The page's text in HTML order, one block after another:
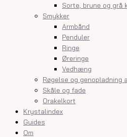
Sorte, brune og grå
Smykker
Armbånd
Penduler
Ringe
Øreringe
Vedhæng
Røgelse og genopladning
Skåle og fade
Orakelkort
Krystalindex
Guides
Om